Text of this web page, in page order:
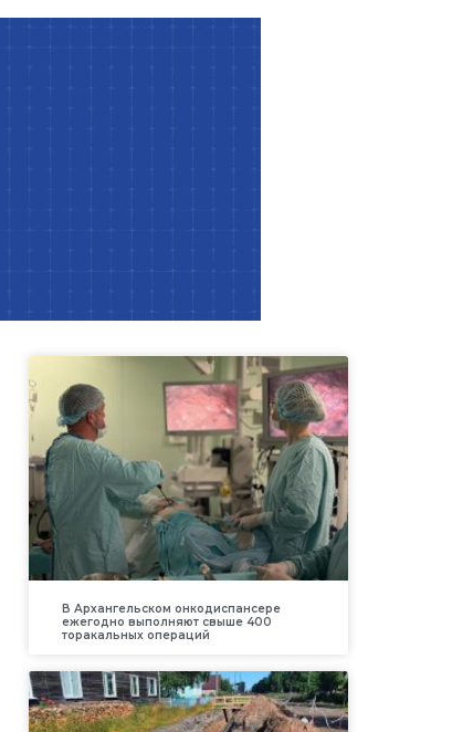
В Архангельском онкодиспансере
ежегодно выполняют свыше 400
торакальных операций